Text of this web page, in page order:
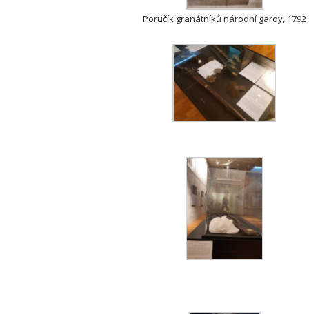
Poručík granátníků národní gardy, 1792